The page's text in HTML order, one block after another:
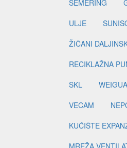
SEMERING
ULJE
ŽIČANI
RECIKLAŽNA
SKL
VECAM
KUĆIŠTE
MREŽA